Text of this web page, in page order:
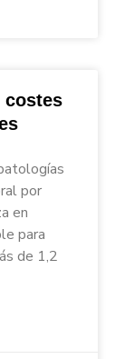
costes
por
en
para
de 1,2